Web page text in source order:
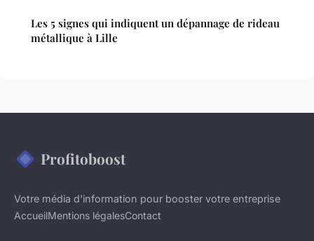
Les 5 signes qui indiquent un dépannage de rideau
métallique à Lille
Profitoboost
Votre média d'information pour booster votre entreprise
AccueilMentions légalesContact